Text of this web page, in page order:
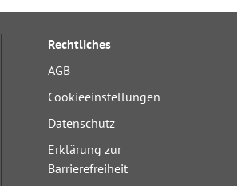
Rechtliches
AGB
Cookieeinstellungen
Datenschutz
Erklärung zur
Barrierefreiheit